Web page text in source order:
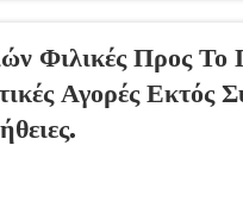
Φιλικές Προς Το
Αγορές